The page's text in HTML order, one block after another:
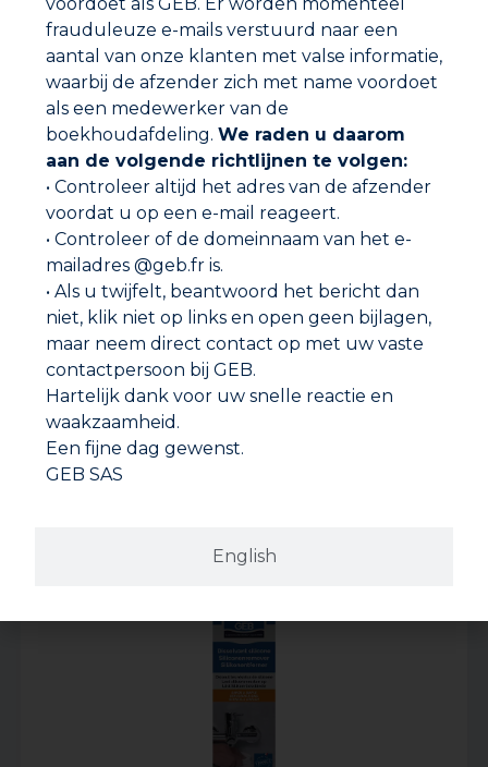
MAGNEETPROFIEL 2x2M
English
frauduleuze e-mails verstuurd naar een
aantal van onze klanten met valse informatie,
waarbij de afzender zich met name voordoet
als een medewerker van de
boekhoudafdeling. We raden u daarom
aan de volgende richtlijnen te volgen:
• Controleer altijd het adres van de afzender
voordat u op een e-mail reageert.
• Controleer of de domeinnaam van het e-
mailadres @geb.fr is.
• Als u twijfelt, beantwoord het bericht dan
niet, klik niet op links en open geen bijlagen,
maar neem direct contact op met uw vaste
contactpersoon bij GEB.
Hartelijk dank voor uw snelle reactie en
waakzaamheid.
Een fijne dag gewenst.
GEB SAS